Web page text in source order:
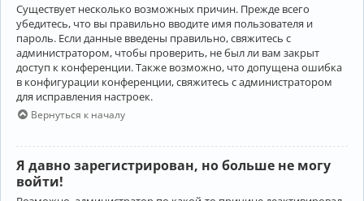
Существует несколько возможных причин. Прежде всего
убедитесь, что вы правильно вводите имя пользователя и
пароль. Если данные введены правильно, свяжитесь с
администратором, чтобы проверить, не был ли вам закрыт
доступ к конференции. Также возможно, что допущена ошибка
в конфигурации конференции, свяжитесь с администратором
для исправления настроек.
Вернуться к началу
Я давно зарегистрирован, но больше не могу
войти!